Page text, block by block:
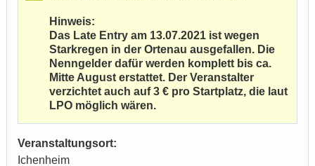
Hinweis:
Das Late Entry am 13.07.2021 ist wegen
Starkregen in der Ortenau ausgefallen. Die
Nenngelder dafür werden komplett bis ca.
Mitte August erstattet. Der Veranstalter
verzichtet auch auf 3 € pro Startplatz, die laut
LPO möglich wären.
Veranstaltungsort:
Ichenheim